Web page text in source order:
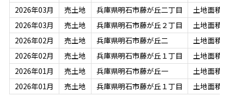
2026年03月
売土地 兵庫県明石市藤が丘二丁目
土地面積
2026年03月
売土地 兵庫県明石市藤が丘２丁目
土地面積
2026年02月
売土地 兵庫県明石市藤が丘二
土地面積
2026年02月
売土地 兵庫県明石市藤が丘１丁目
土地面積
2026年01月
売土地 兵庫県明石市藤が丘一
土地面積
2026年01月
売土地 兵庫県明石市藤が丘１丁目 土地面積